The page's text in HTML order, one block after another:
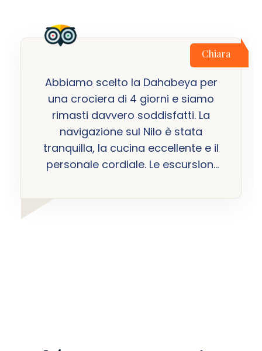
Chiara
Abbiamo scelto la Dahabeya per
una crociera di 4 giorni e siamo
rimasti davvero soddisfatti. La
navigazione sul Nilo è stata
tranquilla, la cucina eccellente e il
personale cordiale. Le escursioni
organizzate e ci hanno permesso